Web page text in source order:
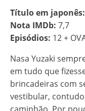
Título em japonês:
Nota IMDb: 7,7
Episódios: 12 +
Nasa Yuzaki
em tudo que
brincadeiras com
vestibular,